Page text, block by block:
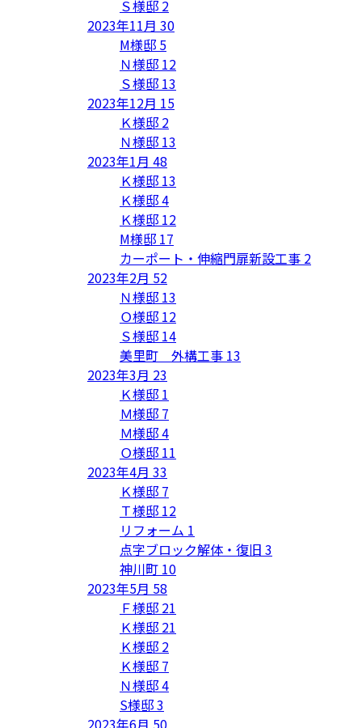
Ｓ様邸 2
2023年11月 30
M様邸 5
Ｎ様邸 12
Ｓ様邸 13
2023年12月 15
Ｋ様邸 2
Ｎ様邸 13
2023年1月 48
Ｋ様邸 13
Ｋ様邸4
Ｋ様邸 12
M様邸 17
カーポート・伸縮門扉新設工事 2
2023年2月 52
Ｎ様邸 13
Ｏ様邸 12
Ｓ様邸 14
美里町 外構工事 13
2023年3月 23
Ｋ様邸 1
Ｍ様邸 7
Ｍ様邸4
Ｏ様邸 11
2023年4月 33
Ｋ様邸 7
Ｔ様邸 12
リフォーム 1
点字ブロック解体・復旧 3
神川町 10
2023年5月 58
Ｆ様邸 21
Ｋ様邸 21
Ｋ様邸 2
Ｋ様邸 7
Ｎ様邸4
S様邸3